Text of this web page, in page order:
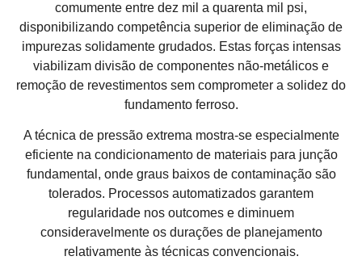
comumente entre dez mil a quarenta mil psi,
disponibilizando competência superior de eliminação de
impurezas solidamente grudados. Estas forças intensas
viabilizam divisão de componentes não-metálicos e
remoção de revestimentos sem comprometer a solidez do
fundamento ferroso.
A técnica de pressão extrema mostra-se especialmente
eficiente na condicionamento de materiais para junção
fundamental, onde graus baixos de contaminação são
tolerados. Processos automatizados garantem
regularidade nos outcomes e diminuem
consideravelmente os durações de planejamento
relativamente às técnicas convencionais.